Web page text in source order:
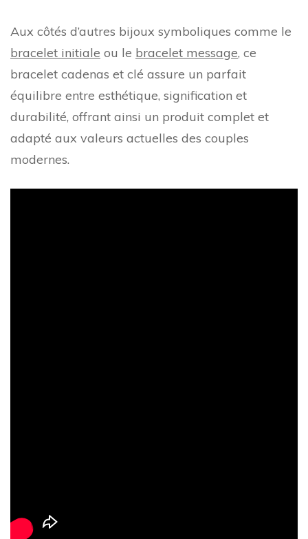
Aux côtés d’autres bijoux symboliques comme le
bracelet initiale ou le bracelet message, ce
bracelet cadenas et clé assure un parfait
équilibre entre esthétique, signification et
durabilité, offrant ainsi un produit complet et
adapté aux valeurs actuelles des couples
modernes.